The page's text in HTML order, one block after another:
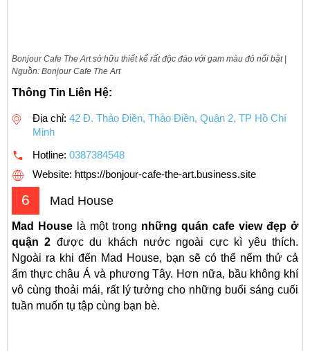
Bonjour Cafe The Art sở hữu thiết kế rất độc đáo với gam màu đỏ nổi bật |
Nguồn: Bonjour Cafe The Art
Thông Tin Liên Hệ:
Địa chỉ: 42 Đ. Thảo Điền, Thảo Điền, Quận 2, TP Hồ Chí
Minh
Hotline: 0387384548
Website: https://bonjour-cafe-the-art.business.site
6 Mad House
Mad House là một trong những quán cafe view đẹp ở
quận 2 được du khách nước ngoài cực kì yêu thích.
Ngoài ra khi đến Mad House, bạn sẽ có thể nếm thử cả
ẩm thực châu Á và phương Tây. Hơn nữa, bầu không khí
vô cùng thoải mái, rất lý tưởng cho những buổi sáng cuối
tuần muốn tụ tập cùng bạn bè.